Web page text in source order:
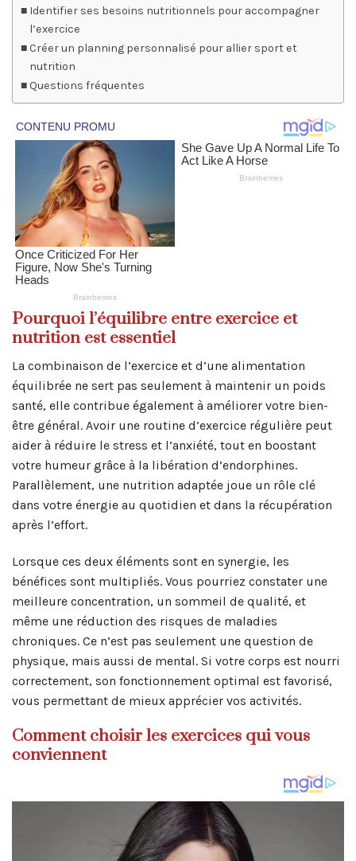
Identifier ses besoins nutritionnels pour accompagner
l’exercice
Créer un planning personnalisé pour allier sport et
nutrition
Questions fréquentes
Pourquoi l’équilibre entre exercice et
nutrition est essentiel
La combinaison de l’exercice et d’une alimentation
équilibrée ne sert pas seulement à maintenir un poids
santé, elle contribue également à améliorer votre bien-
être général. Avoir une routine d’exercice régulière peut
aider à réduire le stress et l’anxiété, tout en boostant
votre humeur grâce à la libération d’endorphines.
Parallèlement, une nutrition adaptée joue un rôle clé
dans votre énergie au quotidien et dans la récupération
après l’effort.
Lorsque ces deux éléments sont en synergie, les
bénéfices sont multipliés. Vous pourriez constater une
meilleure concentration, un sommeil de qualité, et
même une réduction des risques de maladies
chroniques. Ce n’est pas seulement une question de
physique, mais aussi de mental. Si votre corps est nourri
correctement, son fonctionnement optimal est favorisé,
vous permettant de mieux apprécier vos activités.
Comment choisir les exercices qui vous
conviennent